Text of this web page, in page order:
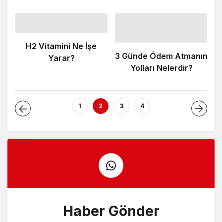
H2 Vitamini Ne İşe
Yarar?
3 Günde Ödem Atmanın
Yolları Nelerdir?
1 2 3 4
Haber Gönder